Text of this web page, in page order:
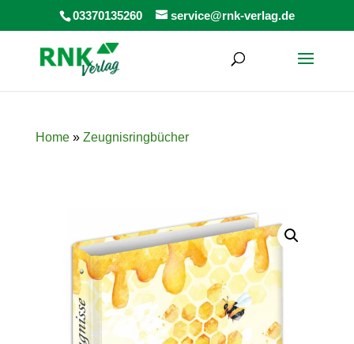
03370135260 service@rnk-verlag.de
Home» Zeugnisringbücher